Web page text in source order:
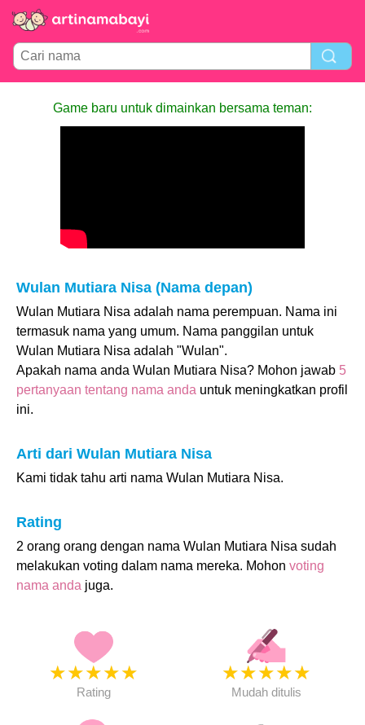
Game baru untuk dimainkan bersama teman:
Wulan Mutiara Nisa (Nama depan)
Wulan Mutiara Nisa adalah nama perempuan. Nama ini
termasuk nama yang umum. Nama panggilan untuk
Wulan Mutiara Nisa adalah "Wulan".
Apakah nama anda Wulan Mutiara Nisa? Mohon jawab 5
pertanyaan tentang nama anda untuk meningkatkan profil
ini.
Arti dari Wulan Mutiara Nisa
Kami tidak tahu arti nama Wulan Mutiara Nisa.
Rating
2 orang orang dengan nama Wulan Mutiara Nisa sudah
melakukan voting dalam nama mereka. Mohon voting
nama anda juga.
★★★★★
Rating
★★★★★
Mudah ditulis